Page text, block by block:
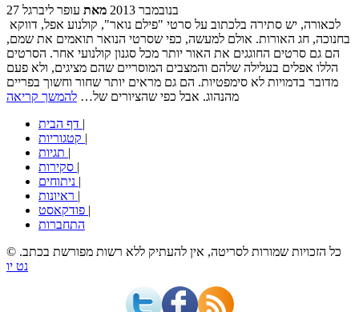
27 בנובמבר 2013 מאת עופר ליברגל
בחנוכה, חג האורות. אולם למעשה, כפי שסרטי הנואר תואמים את שמם,
הם גם סרטים החוגגים את האור יותר מכל סגנון קולנועי אחר. הסרטים
הללו אפלים בעלילה שלהם והמצבים המוסריים שהם מציגים, ולא פעם
מדובר בדמויות לא סימפטיות. הם גם מראים יותר שחור וחשוך בפריים
מהנהוג. אבל כפי שהציורים של… להמשך קריאה
|
|
|
|
|
|
|
התחברות
© כל הזכויות שמורות לסריטה, אין להעתיק ללא רשות מפורשת בכתב.
נט יו